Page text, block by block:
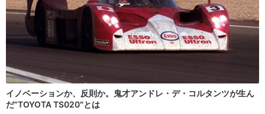
イノベーションか、反則か。鬼才アンドレ・デ・コルタンツが生ん
だ”TOYOTA TS020″とは